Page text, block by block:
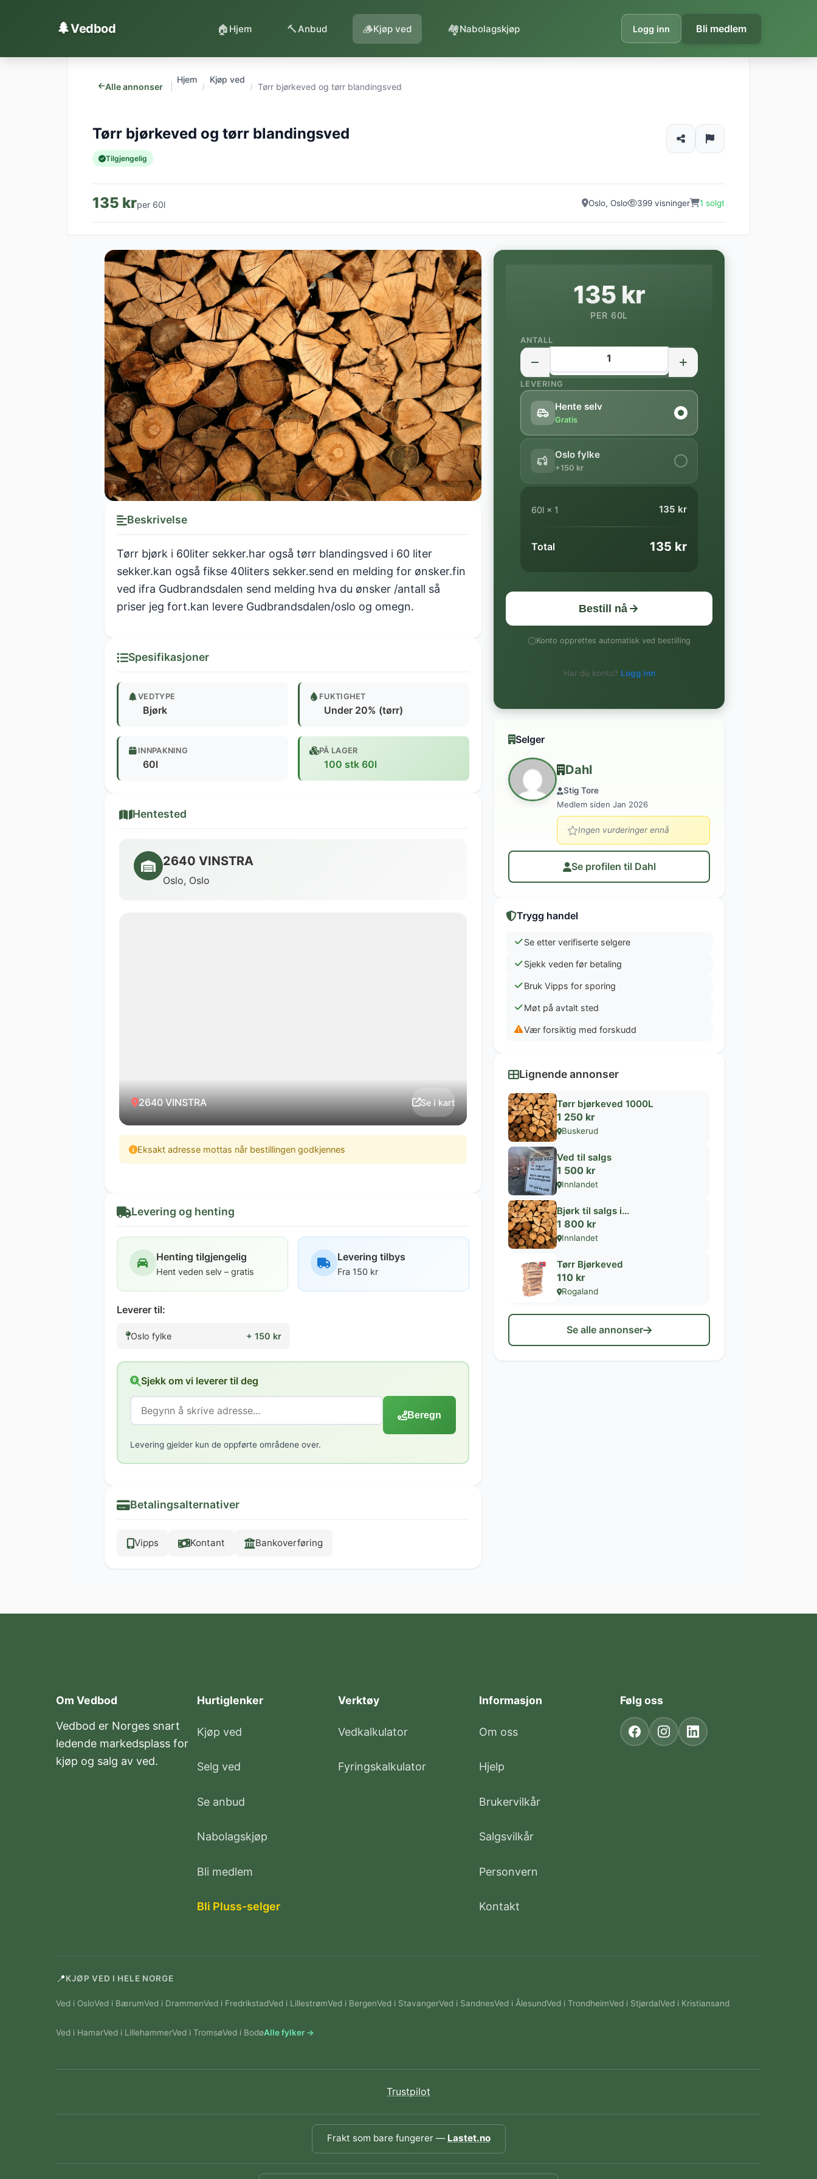
🌲Vedbod 🏠 Hjem 🔨Anbud 🪵Kjøp ved 🏘️Nabolagskjøp Logg inn Bli medlem
Alle annonser
Hjem Kjøp ved
Tørr bjørkeved og tørr blandingsved
Tørr bjørkeved og tørr blandingsved
Tilgjengelig
135 krper 60l Oslo, Oslo 399 visninger 1 solgt
Beskrivelse
Tørr bjørk i 60liter sekker.har også tørr blandingsved i 60 liter
sekker.kan også fikse 40liters sekker.send en melding for ønsker.fin
ved ifra Gudbrandsdalen send melding hva du ønsker /antall så
priser jeg fort.kan levere Gudbrandsdalen/oslo og omegn.
Spesifikasjoner
VEDTYPE
Bjørk
FUKTIGHET
Under 20% (tørr)
INNPAKNING
60l
PÅ LAGER
100 stk 60l
Hentested
2640 VINSTRA
Oslo, Oslo
2640 VINSTRA Se i kart
Eksakt adresse mottas når bestillingen godkjennes
Levering og henting
Henting tilgjengelig
Hent veden selv – gratis
Levering tilbys
Fra 150 kr
Leverer til:
Oslo fylke + 150 kr
Sjekk om vi leverer til deg
Beregn
Levering gjelder kun de oppførte områdene over.
Betalingsalternativer
Vipps Kontant Bankoverføring
135 kr
PER 60L
ANTALL
LEVERING
Hente selv
Gratis
Oslo fylke
+150 kr
60l × 1 135 kr
Total 135 kr
Bestill nå
Konto opprettes automatisk ved bestilling
Har du konto? Logg inn
Selger
Dahl
Stig Tore
Medlem siden Jan 2026
Ingen vurderinger ennå
Se profilen til Dahl
Trygg handel
Se etter verifiserte selgere
Sjekk veden før betaling
Bruk Vipps for sporing
Møt på avtalt sted
Vær forsiktig med forskudd
Lignende annonser
Tørr bjørkeved 1000L
1 250 kr
Buskerud
Ved til salgs
1 500 kr
Innlandet
Bjørk til salgs i…
1 800 kr
Innlandet
Tørr Bjørkeved
110 kr
Rogaland
Se alle annonser
Om Vedbod
Vedbod er Norges snart
ledende markedsplass for
kjøp og salg av ved.
Hurtiglenker
Kjøp ved
Selg ved
Se anbud
Nabolagskjøp
Bli medlem
Bli Pluss-selger
Verktøy
Vedkalkulator
Fyringskalkulator
Informasjon
Om oss
Hjelp
Brukervilkår
Salgsvilkår
Personvern
Kontakt
Følg oss
📍KJØP VED I HELE NORGE
Ved i OsloVed i BærumVed i DrammenVed i FredrikstadVed i LillestrømVed i BergenVed i StavangerVed i SandnesVed i ÅlesundVed i TrondheimVed i StjørdalVed i Kristiansand
Ved i HamarVed i LillehammerVed i TromsøVed i BodøAlle fylker →
Trustpilot
Frakt som bare fungerer — Lastet.no